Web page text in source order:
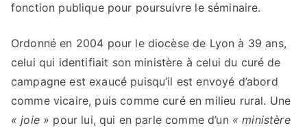
fonction publique pour poursuivre le séminaire.
Ordonné en 2004 pour le diocèse de Lyon à 39 ans,
celui qui identifiait son ministère à celui du curé de
campagne est exaucé puisqu’il est envoyé d’abord
comme vicaire, puis comme curé en milieu rural. Une
« joie » pour lui, qui en parle comme d’un « ministère